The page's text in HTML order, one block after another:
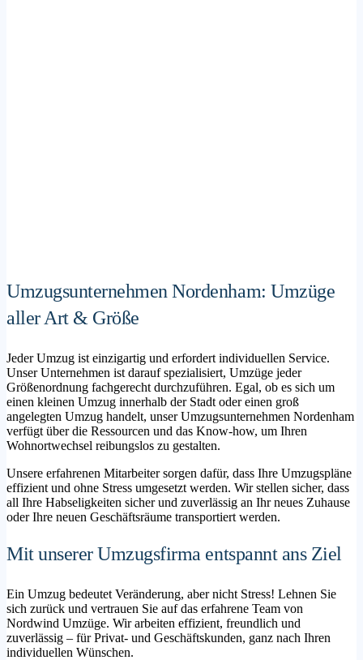
Umzugsunternehmen Nordenham: Umzüge
aller Art & Größe
Jeder Umzug ist einzigartig und erfordert individuellen Service.
Unser Unternehmen ist darauf spezialisiert, Umzüge jeder
Größenordnung fachgerecht durchzuführen. Egal, ob es sich um
einen kleinen Umzug innerhalb der Stadt oder einen groß
angelegten Umzug handelt, unser Umzugsunternehmen Nordenham
verfügt über die Ressourcen und das Know-how, um Ihren
Wohnortwechsel reibungslos zu gestalten.
Unsere erfahrenen Mitarbeiter sorgen dafür, dass Ihre Umzugspläne
effizient und ohne Stress umgesetzt werden. Wir stellen sicher, dass
all Ihre Habseligkeiten sicher und zuverlässig an Ihr neues Zuhause
oder Ihre neuen Geschäftsräume transportiert werden.
Mit unserer Umzugsfirma entspannt ans Ziel
Ein Umzug bedeutet Veränderung, aber nicht Stress! Lehnen Sie
sich zurück und vertrauen Sie auf das erfahrene Team von
Nordwind Umzüge. Wir arbeiten effizient, freundlich und
zuverlässig – für Privat- und Geschäftskunden, ganz nach Ihren
individuellen Wünschen.